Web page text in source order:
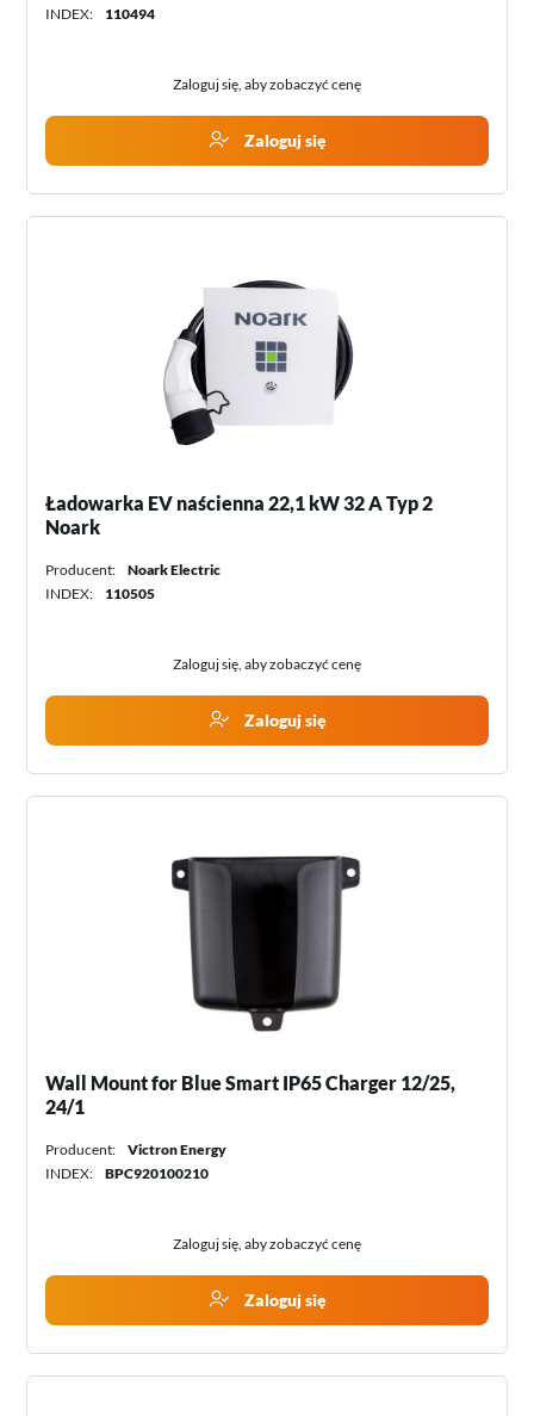
INDEX: 110494
Zaloguj się, aby zobaczyć cenę
Zaloguj się
Ładowarka EV naścienna 22,1 kW 32 A Typ 2
Noark
Producent:
Noark Electric
INDEX:
110505
Zaloguj się, aby zobaczyć cenę
Zaloguj się
Wall Mount for Blue Smart IP65 Charger 12/25,
24/1
Producent:
Victron Energy
INDEX:
BPC920100210
Zaloguj się, aby zobaczyć cenę
Zaloguj się